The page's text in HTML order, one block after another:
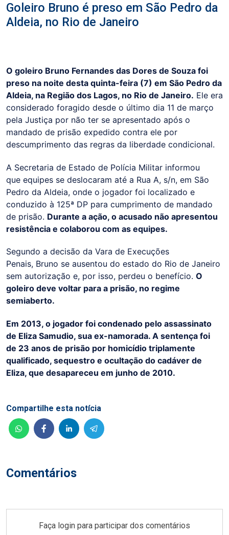
Goleiro Bruno é preso em São Pedro da
Aldeia, no Rio de Janeiro
O goleiro Bruno Fernandes das Dores de Souza foi
preso na noite desta quinta-feira (7) em São Pedro da
Aldeia, na Região dos Lagos, no Rio de Janeiro. Ele era
considerado foragido desde o último dia 11 de março
pela Justiça por não ter se apresentado após o
mandado de prisão expedido contra ele por
descumprimento das regras da liberdade condicional.
A Secretaria de Estado de Polícia Militar informou
que equipes se deslocaram até a Rua A, s/n, em São
Pedro da Aldeia, onde o jogador foi localizado e
conduzido à 125ª DP para cumprimento de mandado
de prisão. Durante a ação, o acusado não apresentou
resistência e colaborou com as equipes.
Segundo a decisão da Vara de Execuções
Penais, Bruno se ausentou do estado do Rio de Janeiro
sem autorização e, por isso, perdeu o benefício. O
goleiro deve voltar para a prisão, no regime
semiaberto.
Em 2013, o jogador foi condenado pelo assassinato
de Eliza Samudio, sua ex-namorada. A sentença foi
de 23 anos de prisão por homicídio triplamente
qualificado, sequestro e ocultação do cadáver de
Eliza, que desapareceu em junho de 2010.
Comentários
Compartilhe esta notícia
Faça login para participar dos comentários